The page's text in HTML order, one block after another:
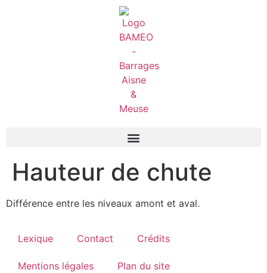
Hauteur de chute
Différence entre les niveaux amont et aval.
Lexique Contact Crédits
Mentions légales Plan du site